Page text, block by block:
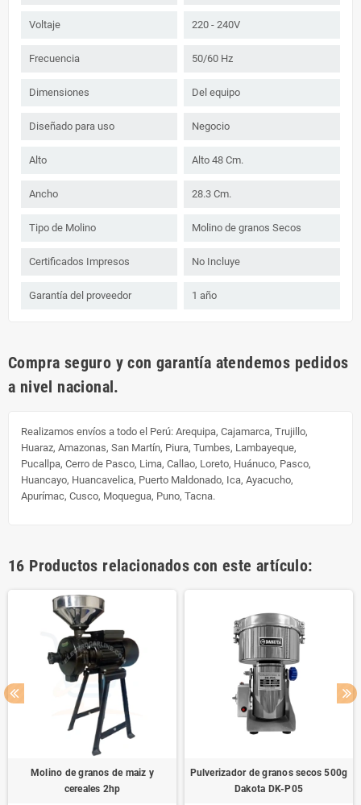
Voltaje 220 - 240V
Frecuencia 50/60 Hz
Dimensiones Del equipo
Diseñado para uso Negocio
Alto Alto 48 Cm.
Ancho 28.3 Cm.
Tipo de Molino Molino de granos Secos
Certificados Impresos No Incluye
Garantía del proveedor 1 año
Compra seguro y con garantía atendemos pedidos
a nivel nacional.
Realizamos envíos a todo el Perú: Arequipa, Cajamarca, Trujillo,
Huaraz, Amazonas, San Martín, Piura, Tumbes, Lambayeque,
Pucallpa, Cerro de Pasco, Lima, Callao, Loreto, Huánuco, Pasco,
Huancayo, Huancavelica, Puerto Maldonado, Ica, Ayacucho,
Apurímac, Cusco, Moquegua, Puno, Tacna.
16 Productos relacionados con este artículo:
Molino de granos de maiz y
cereales 2hp
Pulverizador de granos secos 500g
Dakota DK-P05